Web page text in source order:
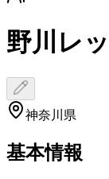
野川レ
神奈川県
基本情報